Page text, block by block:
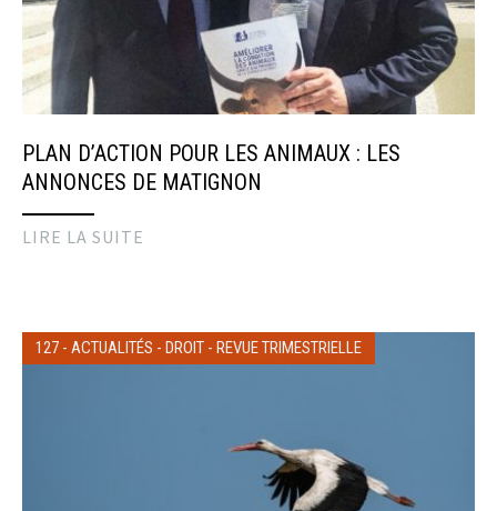
PLAN D’ACTION POUR LES ANIMAUX : LES
ANNONCES DE MATIGNON
LIRE LA SUITE
127 - ACTUALITÉS - DROIT - REVUE TRIMESTRIELLE